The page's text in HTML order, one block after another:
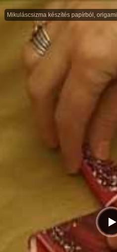
Mikuláscsizma készítés papírból, origami